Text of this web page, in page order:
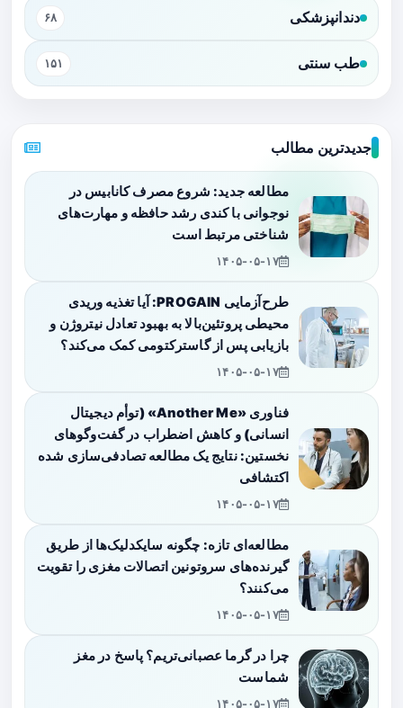
دندانپزشکی ۶۸
طب سنتی ۱۵۱
جدیدترین مطالب
مطالعه جدید: شروع مصرف کانابیس در
نوجوانی با کندی رشد حافظه و مهارت‌های
شناختی مرتبط است
۱۴۰۵-۰۵-۱۷
طرح‌آزمایی PROGAIN: آیا تغذیه وریدی
محیطی پروتئین‌بالا به بهبود تعادل نیتروژن و
بازیابی پس از گاسترکتومی کمک می‌کند؟
۱۴۰۵-۰۵-۱۷
فناوری «Another Me» (توأم دیجیتال
انسانی) و کاهش اضطراب در گفت‌وگوهای
نخستین: نتایج یک مطالعه تصادفی‌سازی شده
اکتشافی
۱۴۰۵-۰۵-۱۷
مطالعه‌ای تازه: چگونه سایکدلیک‌ها از طریق
گیرنده‌های سروتونین اتصالات مغزی را تقویت
می‌کنند؟
۱۴۰۵-۰۵-۱۷
چرا در گرما عصبانی‌تریم؟ پاسخ در مغز
شماست
۱۴۰۵-۰۵-۱۷